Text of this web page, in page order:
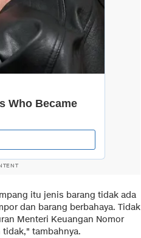
itu jenis barang tidak ada
dan barang berbahaya. Tidak
Menteri Keuangan Nomor
tidak," tambahnya.